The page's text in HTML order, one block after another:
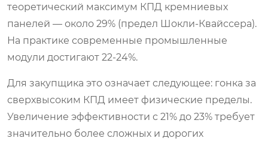
теоретический максимум КПД кремниевых
панелей — около 29% (предел Шокли-Квайссера).
На практике современные промышленные
модули достигают 22-24%.
Для закупщика это означает следующее: гонка за
сверхвысоким КПД имеет физические пределы.
Увеличение эффективности с 21% до 23% требует
значительно более сложных и дорогих